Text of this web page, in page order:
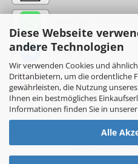
Diese Webseite
andere Technologien
Wir verwenden Cookies und
Drittanbietern, um die ordentliche
gewährleisten, die Nutzung
Ihnen ein bestmögliches
Informationen finden Sie in unserer
Alle
Messenger: sinni.ch
Instagram: sinni_ch
Online-Shopby